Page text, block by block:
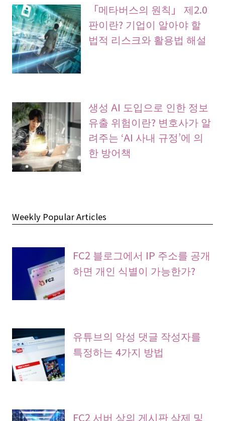
「메타버스의 원칙」 제2.0
판이란? 기업이 알아야 할
법적 리스크와 활용법 해설
생성 AI 도입으로 인한 정보
유출 위험이란? 변호사가 알
려주는 ‘AI 사내 규정’에 의
한 방어책
Weekly Popular Articles
FC2 블로그에서 IP 주소를 공개
하면 개인 식별이 가능한가?
유튜브의 악성 댓글 작성자를
특정하는 4가지 방법
FC2 서버 상의 게시판 삭제 및